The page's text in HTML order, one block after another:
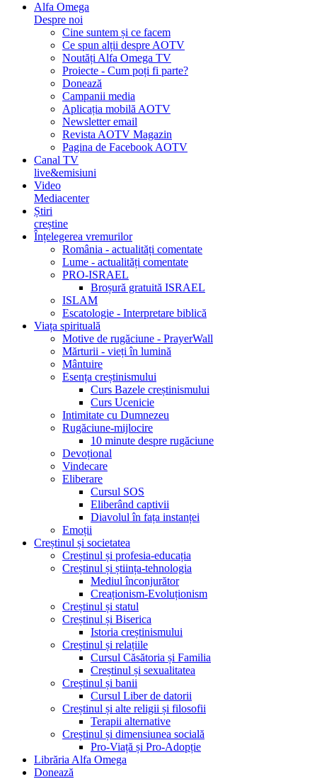
Alfa Omega
Despre noi
Cine suntem și ce facem
Ce spun alții despre AOTV
Noutăți Alfa Omega TV
Proiecte - Cum poți fi parte?
Donează
Campanii media
Aplicația mobilă AOTV
Newsletter email
Revista AOTV Magazin
Pagina de Facebook AOTV
Canal TV
live&emisiuni
Video
Mediacenter
Știri
creștine
Înțelegerea vremurilor
România - actualități comentate
Lume - actualități comentate
PRO-ISRAEL
Broșură gratuită ISRAEL
ISLAM
Escatologie - Interpretare biblică
Viața spirituală
Motive de rugăciune - PrayerWall
Mărturii - vieți în lumină
Mântuire
Esența creștinismului
Curs Bazele creștinismului
Curs Ucenicie
Intimitate cu Dumnezeu
Rugăciune-mijlocire
10 minute despre rugăciune
Devoțional
Vindecare
Eliberare
Cursul SOS
Eliberând captivii
Diavolul în fața instanței
Emoții
Creștinul și societatea
Creștinul și profesia-educația
Creștinul și știința-tehnologia
Mediul înconjurător
Creaționism-Evoluționism
Creștinul și statul
Creștinul și Biserica
Istoria creștinismului
Creștinul și relațiile
Cursul Căsătoria și Familia
Creștinul și sexualitatea
Creștinul și banii
Cursul Liber de datorii
Creștinul și alte religii și filosofii
Terapii alternative
Creștinul și dimensiunea socială
Pro-Viață și Pro-Adopție
Librăria Alfa Omega
Donează